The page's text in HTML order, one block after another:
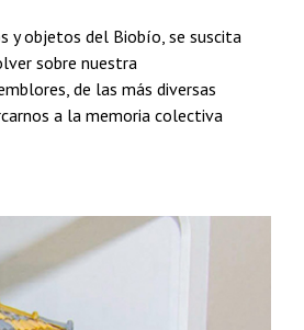
y objetos del Biobío, se suscita
sobre nuestra
de las más diversas
a la memoria colectiva